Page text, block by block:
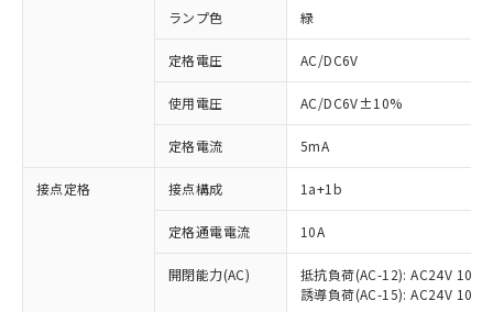
ランプ色 緑
定格電圧 AC/DC6V
使用電圧 AC/DC6V±10%
定格電流 5mA
接点定格 接点構成 1a+1b
定格通電電流 10A
開閉能力(AC)
抵抗負荷(AC-12): AC24V 10A/
誘導負荷(AC-15): AC24V
ご利用条件
ご利用ください。
非含有に対応した製品が提供可能な商品で
有に対応した製品に切り替える予定のある
対応予定なし：EU RoHS指令（10物質）の
非含有に非対応の商品で、対応品を出す予
定はありません。
調査・確認中：EU RoHS指令（10物質）の